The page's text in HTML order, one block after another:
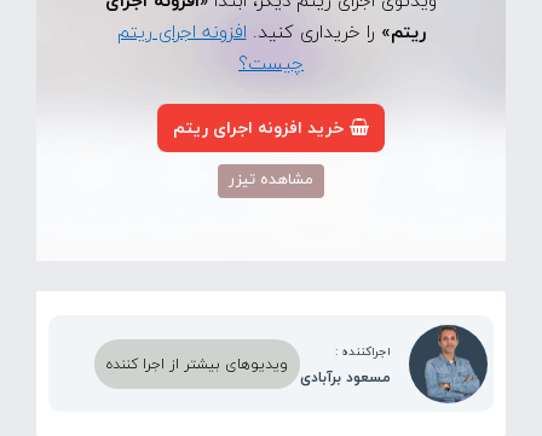
ریتم» را خریداری کنید.افزونه اجرای ریتم
چیست؟
خرید افزونه اجرای ریتم
مشاهده تیزر
اجراکننده :
مسعود برآبادی
ویدیوهای بیشتر از اجرا کننده